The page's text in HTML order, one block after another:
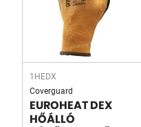
1HEDX
Coverguard
EUROHEAT DEX
HŐÁLLÓ